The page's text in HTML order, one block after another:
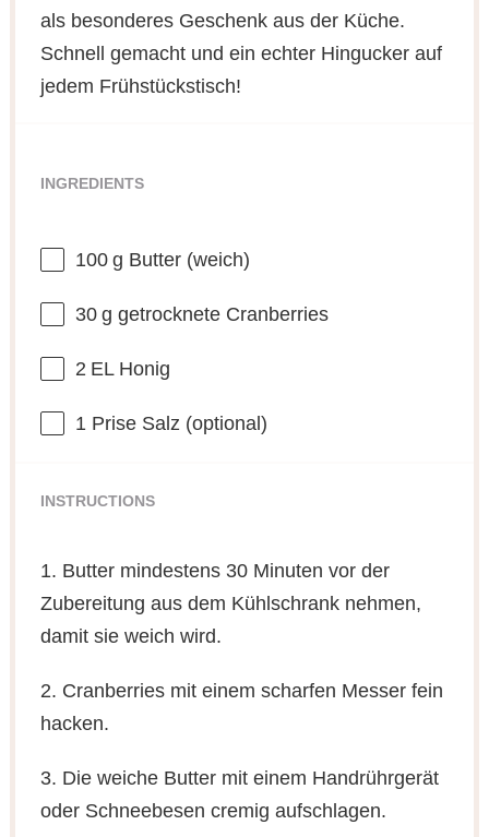
als besonderes Geschenk aus der Küche.
Schnell gemacht und ein echter Hingucker auf
jedem Frühstückstisch!
INGREDIENTS
100g Butter (weich)
30g getrocknete Cranberries
2 EL Honig
1Prise Salz (optional)
INSTRUCTIONS
1. Butter mindestens 30 Minuten vor der
Zubereitung aus dem Kühlschrank nehmen,
damit sie weich wird.
2. Cranberries mit einem scharfen Messer fein
hacken.
3. Die weiche Butter mit einem Handrührgerät
oder Schneebesen cremig aufschlagen.